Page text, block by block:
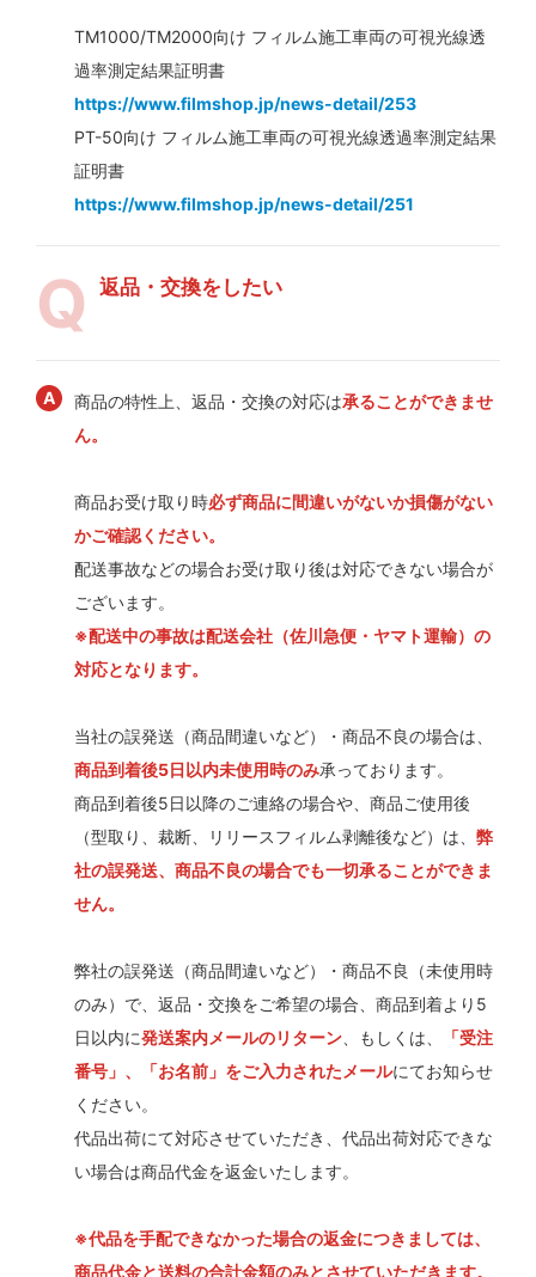
TM1000/TM2000向け フィルム施工車両の可視光線透
過率測定結果証明書
https://www.filmshop.jp/news-detail/253
PT-50向け フィルム施工車両の可視光線透過率測定結果
証明書
https://www.filmshop.jp/news-detail/251
返品・交換をしたい
商品の特性上、返品・交換の対応は承ることができませ
ん。
商品お受け取り時必ず商品に間違いがないか損傷がない
かご確認ください。
配送事故などの場合お受け取り後は対応できない場合が
ございます。
※配送中の事故は配送会社（佐川急便・ヤマト運輸）の
対応となります。
当社の誤発送（商品間違いなど）・商品不良の場合は、
商品到着後5日以内未使用時のみ承っております。
商品到着後5日以降のご連絡の場合や、商品ご使用後
（型取り、裁断、リリースフィルム剥離後など）は、 弊
社の誤発送、商品不良の場合でも一切承ることができま
せん。
弊社の誤発送（商品間違いなど）・商品不良（未使用時
のみ）で、返品・交換をご希望の場合、商品到着より5
日以内に発送案内メールのリターン 、もしくは、
「受注
番号」、「お名前」をご入力されたメールにてお知らせ
ください。
代品出荷にて対応させていただき、代品出荷対応できな
い場合は商品代金を返金いたします。
※代品を手配できなかった場合の返金につきましては、
商品代金と送料の合計金額のみとさせていただきます。